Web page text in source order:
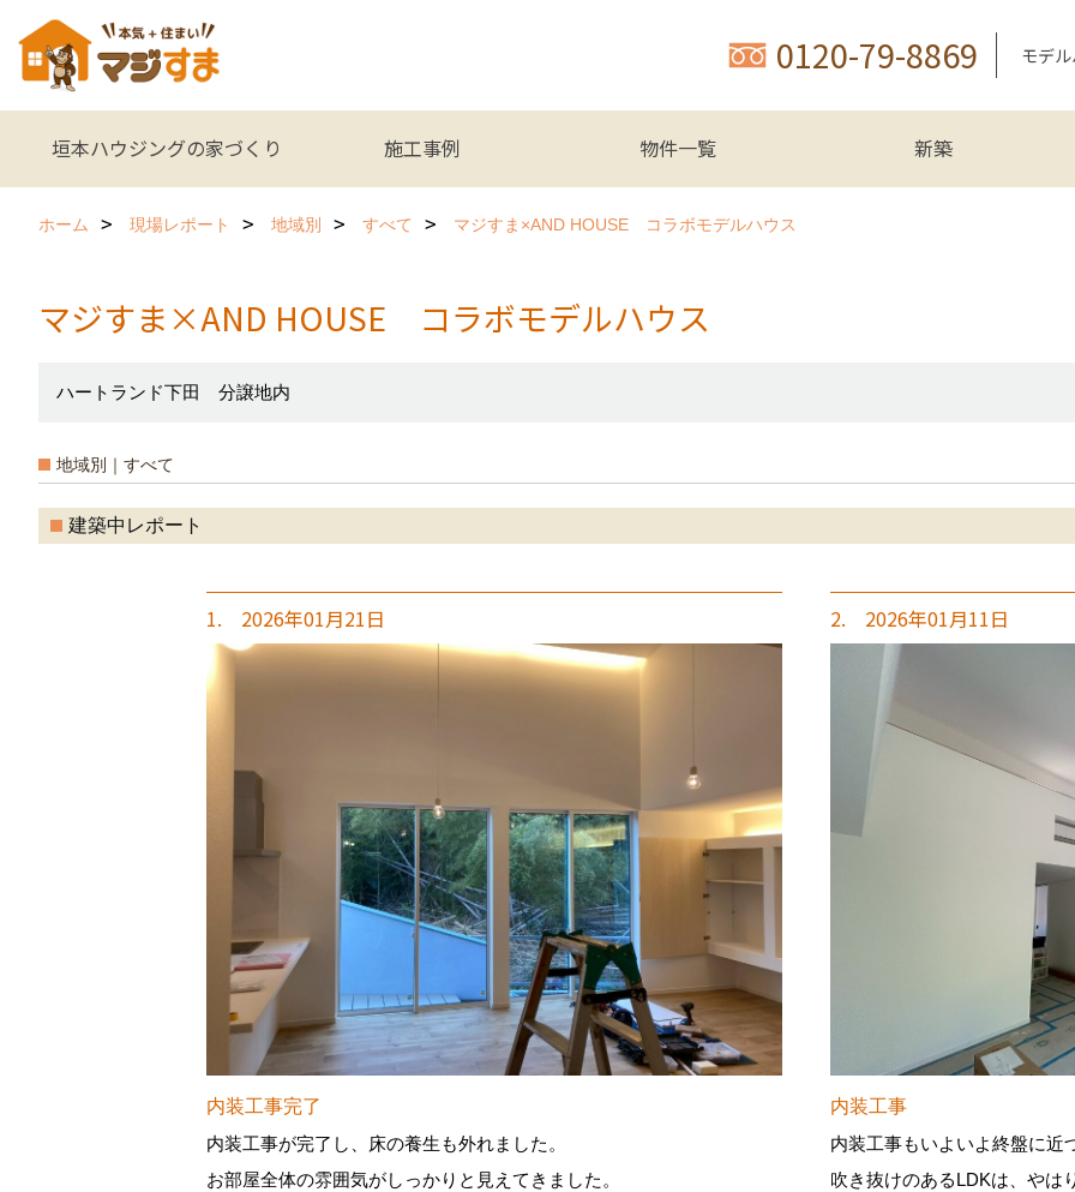
0120-79-8869 モデ
垣本ハウジングの家づくり 施工事例 物件一覧 新築
ホーム 現場レポート 地域別 すべて マジすま×AND HOUSE コラボモデルハウス
マジすま×AND HOUSE コラボモデルハウス
ハートランド下田 分譲地内
地域別｜すべて
建築中レポート
1. 2026年01月21日
内装工事完了
内装工事が完了し、床の養生も外れました。
お部屋全体の雰囲気がしっかりと見えてきました。
2. 2026年01月11日
内装工事
内装工事もいよいよ終盤に近
吹き抜けのあるLDKは、やは